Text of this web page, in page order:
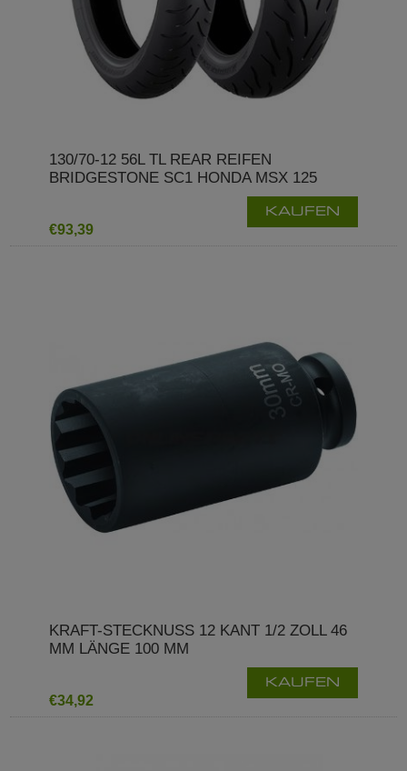
130/70-12 56L TL REAR REIFEN
BRIDGESTONE SC1 HONDA MSX 125
€93,39
KAUFEN
KRAFT-STECKNUSS 12 KANT 1/2 ZOLL 46
MM LÄNGE 100 MM
€34,92
KAUFEN